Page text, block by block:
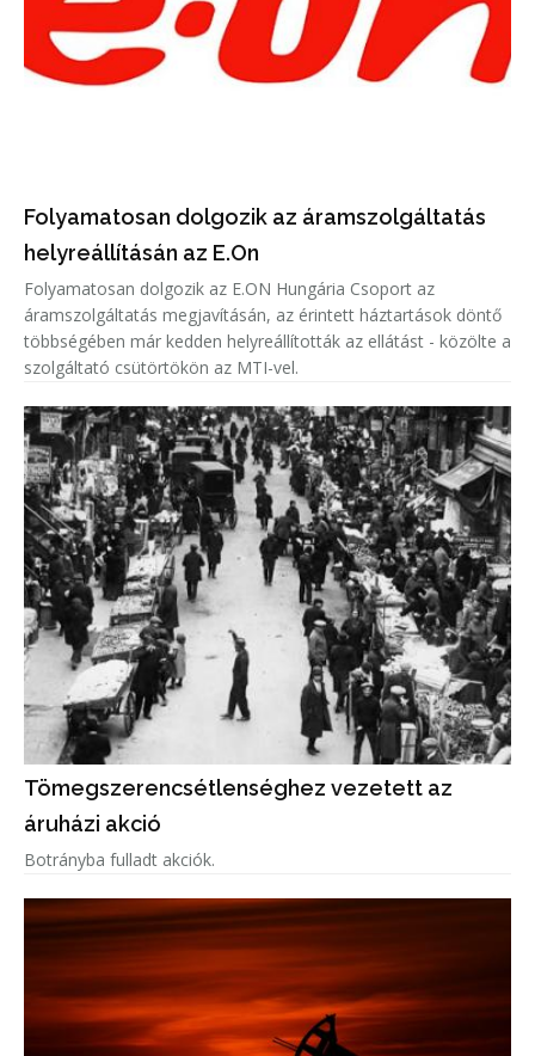
Folyamatosan dolgozik az áramszolgáltatás
helyreállításán az E.On
Folyamatosan dolgozik az E.ON Hungária Csoport az
áramszolgáltatás megjavításán, az érintett háztartások döntő
többségében már kedden helyreállították az ellátást - közölte a
szolgáltató csütörtökön az MTI-vel.
Tömegszerencsétlenséghez vezetett az
áruházi akció
Botrányba fulladt akciók.